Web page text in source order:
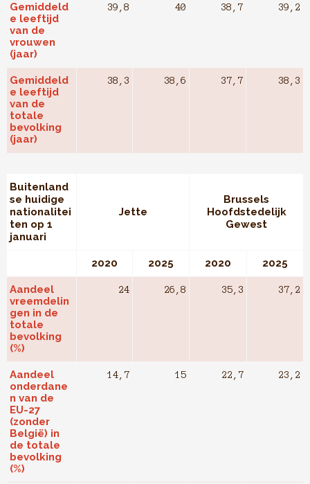
Gemiddeld
e leeftijd
van de
vrouwen
(jaar)
39,8 40 38,7 39,2
Gemiddeld
e leeftijd
van de
totale
bevolking
(jaar)
38,3 38,6 37,7 38,3
Buitenland
se huidige
nationalitei
ten op 1
januari
Jette
Brussels
Hoofdstedelijk
Gewest
2020 2025 2020 2025
Aandeel
vreemdelin
gen in de
totale
bevolking
(%)
24 26,8 35,3 37,2
Aandeel
onderdane
n van de
EU-27
(zonder
België) in
de totale
bevolking
(%)
14,7 15 22,7 23,2